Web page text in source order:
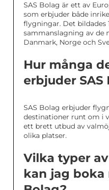
SAS Bolag är ett av
som erbjuder både
flygningar. Det bildades
sammanslagning av de
Danmark, Norge och
Hur många
erbjuder SAS
SAS Bolag erbjuder
destinationer runt om i
ett brett utbud av
olika platser.
Vilka typer
kan jag boka